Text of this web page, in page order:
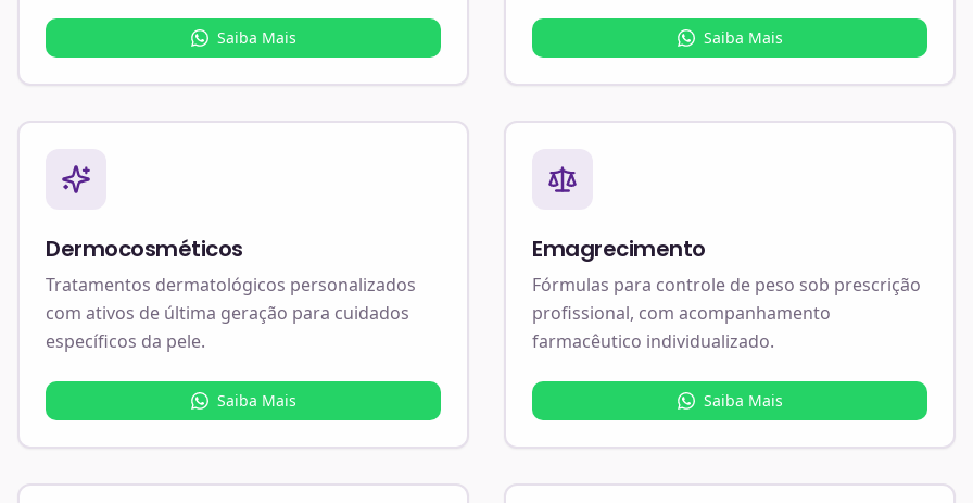
Saiba Mais Saiba Mais
Dermocosméticos
Tratamentos dermatológicos personalizados
com ativos de última geração para cuidados
específicos da pele.
Saiba Mais
Emagrecimento
Fórmulas para controle de peso sob prescrição
profissional, com acompanhamento
farmacêutico individualizado.
Saiba Mais